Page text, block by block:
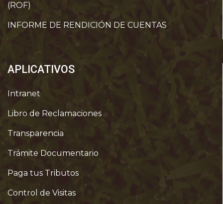
(ROF)
INFORME DE RENDICIÓN DE CUENTAS
APLICATIVOS
Intranet
Libro de Reclamaciones
Transparencia
Trámite Documentario
Paga tus Tributos
Control de Visitas